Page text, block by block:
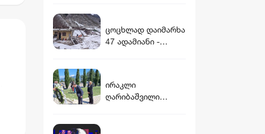
მთავარი გმირის
ცხოვრებიდან
ცოცხლად დაიმარხა
47 ადამიანი -
ირაკლი
ღარიბაშვილი